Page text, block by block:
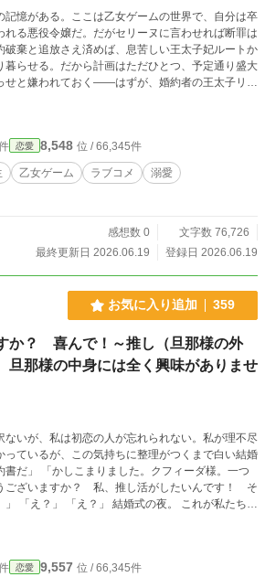
記憶がある。ここは乙女ゲームの世界で、自分は卒
る悪役令嬢だ。だがセリーヌに言わせれば断罪は
破棄と追放さえ済めば、息苦しい王太子妃ルートか
暮らせる。だから計画はただひとつ、予定通り盛大
せと嫌われておく——はずが、婚約者の王太子リオ
だった。塩対応すれば「尊い」と観察日記に書き
する。推され度が上がるほど断罪は遠のいてい
のをやめない王太子の空回りラブコメ。※本作は
う』にも掲載しています。
恋愛 8,548 位 / 66,345件
乙女ゲーム ラブコメ
溺愛
感想数 0
文字数 76,726
最終更新日 2026.06.19
登録日 2026.06.19
お気に入り追加 359
か？ 喜んで！～推し（旦那様の外
旦那様の中身には全く興味がありませ
ないが、私は初恋の人が忘れられない。私が理不尽
っているが、この気持ちに整理がつくまで白い結婚
ーダ様。一つ
ございますか？ 私、推し活がしたいんです！ そ
ち夫
実世界と混同せず、あぁ、ファンタジーだもん
作品です。イラッと
には、そっと別の素敵な作家さんの作品を検索し
恋愛 9,557 位 / 66,345件